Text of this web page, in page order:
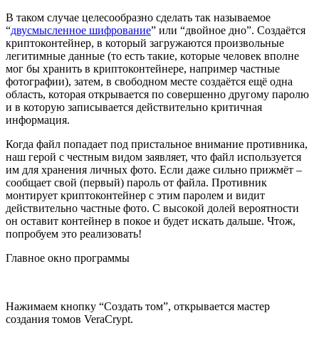
В таком случае целесообразно сделать так называемое
“двусмысленное шифрование” или “двойное дно”. Создаётся
криптоконтейнер, в который загружаются произвольные
легитимные данные (то есть такие, которые человек вполне
мог бы хранить в криптоконтейнере, например частные
фотографии), затем, в свободном месте создаётся ещё одна
область, которая открывается по совершенно другому паролю
и в которую записывается действительно критичная
информация.
Когда файл попадает под пристальное внимание противника,
наш герой с честным видом заявляет, что файл используется
им для хранения личных фото. Если даже сильно прижмёт –
сообщает свой (первый) пароль от файла. Противник
монтирует криптоконтейнер с этим паролем и видит
действительно частные фото. С высокой долей вероятности
он оставит контейнер в покое и будет искать дальше. Чтож,
попробуем это реализовать!
Главное окно программы
Нажимаем кнопку “Создать том”, открывается мастер
создания томов VeraCrypt.